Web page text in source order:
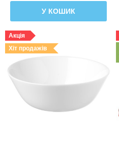
У КОШИК
Акція
Хіт продажів